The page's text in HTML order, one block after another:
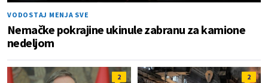
VODOSTAJ MENJA SVE
Nemačke pokrajine ukinule zabranu za kamione
nedeljom
2 2